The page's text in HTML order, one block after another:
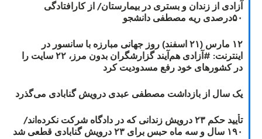
آزادی از زندان و بستری در بیمارستان/ از کارافتادگی
۵۰درصدی ریه مصطفی دانشجو
۱۲ مارس (۲۱ اسفند) روز جهانی مبارزه با سانسور در
اینترنت: #آزادی هم‌آیند گزارشگران‌ بدون مرز، ۲۲ سایت را
در کشورهای خود رفع مسدودیت کرد
یک سال از بازداشت مصطفی عبدی درویش گنابادی می‌گذرد
تأیید حکم ۲۳ درویش زندانی که در دادگاه شرکت نکرده‌اند/
۱۹۰ سال و سه ماه حبس برای ۲۳ درویش گنابادی قطعی شد